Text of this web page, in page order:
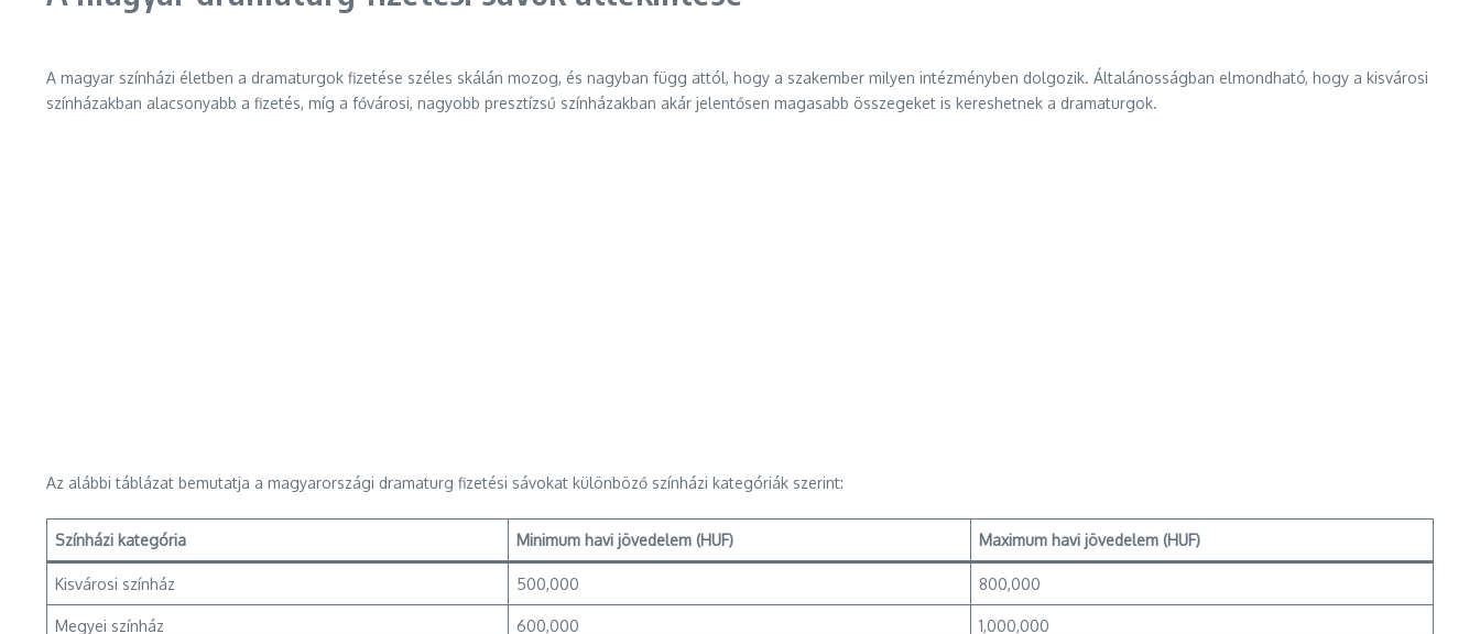
A magyar színházi életben a dramaturgok fizetése széles skálán mozog, és nagyban függ attól, hogy a szakember milyen intézményben dolgozik. Általánosságban elmondható, hogy a kisvárosi
színházakban alacsonyabb a fizetés, míg a fővárosi, nagyobb presztízsű színházakban akár jelentősen magasabb összegeket is kereshetnek a dramaturgok.
Az alábbi táblázat bemutatja a magyarországi dramaturg fizetési sávokat különböző színházi kategóriák szerint:
Színházi kategória Minimum havi jövedelem (HUF) Maximum havi jövedelem (HUF)
Kisvárosi színház 500,000 800,000
Megyei színház 600,000 1,000,000